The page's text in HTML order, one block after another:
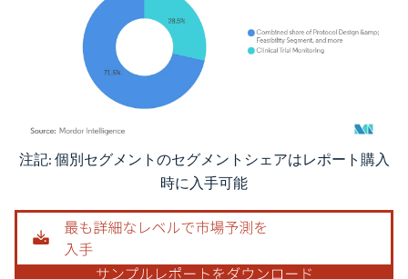
画像 © Mordor Intelligence。再利用にはCC BY 4.0の表示が必要です。
注記: 個別セグメントのセグメントシェアはレポート購入
時に入手可能